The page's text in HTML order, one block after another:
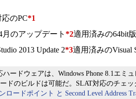
のPC*1
月のアップデート *2適用済みの64bit
2013 Update 2*3適用済みのVisual
ードウェアは、Windows Phone 8.1エミ
ドのビルドは可能だ。SLAT対応のチェッ
ロードポイント と Second Level Address